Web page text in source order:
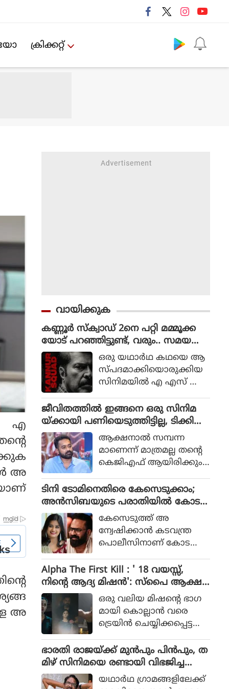
ക്രിക്കറ്റ്‌
എ
അ
അ
വായിക്കുക
കണ്ണൂർ സ്ക്വാഡ് 2നെ പറ്റി മമ്മൂക്ക
യോട് പറഞ്ഞിട്ടുണ്ട്, വരും.. സമയ
മെടുക്കും : റോണി ഡേവിഡ്
ഒരു യഥാര്‍ഥ കഥയെ ആ
സ്പദമാക്കിയൊരുക്കിയ
സിനിമയില്‍ എ എസ് ഐ
ഥാപാത്രമായാണ് മമ്മൂട്ടി
എത്തിയത്. ഒരു കുറ്റ
വാളിയെ പിടികൂടാനായി ഉ
ത്തരേന്ത്യന്‍ സംസ്ഥാനങ്ങ
ളിലേക്ക് യാത്ര തിരിക്കുന്ന
പോലീസ് സംഘത്തിന്റെ ക
ഥയായിരുന്നു 2023ല്‍ പുറ
ത്തിറങ്ങിയ സിനിമ പറ
ഞ്ഞത്.
ജീവിതത്തിൽ ഇങ്ങനെ ഒരു സിനിമ
യ്ക്കായി പണിയെടുത്തിട്ടില്ല, ടിക്കി
ടാക്കയെ പറ്റി ആസിഫ് അലി
ആക്ഷനാല്‍ സമ്പന്ന
മാണെന്ന് മാത്രമല്ല തന്റെ
കെജിഎഫ് ആയിരിക്കും
അലിയുടെ തുറന്നുപറയ
ലും ഒപ്പം വി എസ്
രോഹിത്- ആസിഫ് അലി
കൂട്ടുക്കെട്ടിലുള്ള വിശ്വാസ
വും സിനിമയ്ക്ക് വലിയ
ഹൈപ്പ് നല്‍കിയിട്ടുണ്ട്.
ടിനി ടോമിനെതിരെ കേസെടുക്കാം;
അൻസിബയുടെ പരാതിയിൽ കോട
തി നിർദേശം കേസെടുത്ത് അ
ന്വേഷിക്കാൻ കടവന്ത്ര
പൊലീസിനാണ് കോട
Alpha The First Kill : ' 18 വയസ്സ്,
നിന്റെ ആദ്യ മിഷന്‍': സ്‌പൈ ആക്ഷ
ന്‍ ചിത്രത്തില്‍ നായികയായി ആലിയ,
ആല്‍ഫ ടീസര്‍ പുറത്ത്
ഒരു വലിയ മിഷന്റെ ഭാഗ
മായി കൊല്ലാന്‍ വരെ
ട്രെയിന്‍ ചെയ്യിക്കപ്പെട്ട
ലിയ സിനിമയിലെത്തുന്ന
ത്.
ഭാരതി രാജയ്ക്ക് മുൻപും പിൻപും, ത
മിഴ് സിനിമയെ രണ്ടായി വിഭജിച്ച
സംവിധായകൻ, ഭാരതി രാജ വിട പറ
യഥാര്‍ഥ ഗ്രാമങ്ങളിലേക്ക്